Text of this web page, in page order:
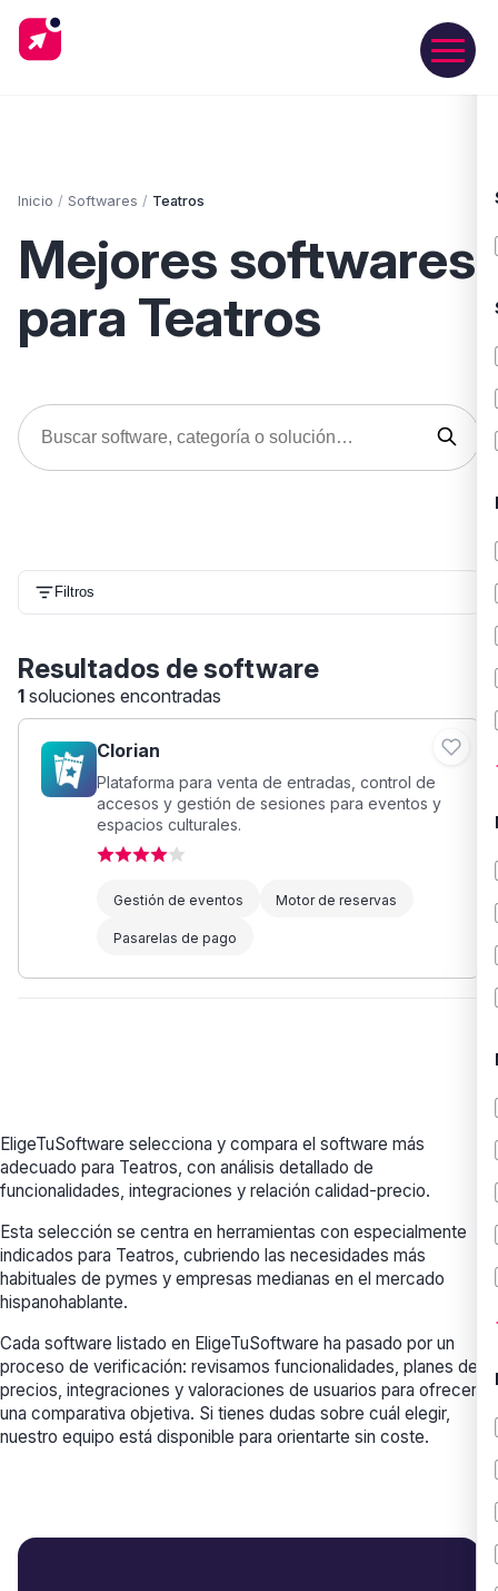
Inicio / Softwares / Teatros
Mejores softwares
para Teatros
Filtros
Resultados de software
1 soluciones encontradas
Clorian
Plataforma para venta de entradas, control de
accesos y gestión de sesiones para eventos y
espacios culturales.
Gestión de eventos Motor de reservas
Pasarelas de pago
EligeTuSoftware selecciona y compara el software más
adecuado para Teatros, con análisis detallado de
funcionalidades, integraciones y relación calidad-precio.
Esta selección se centra en herramientas con especialmente
indicados para Teatros, cubriendo las necesidades más
habituales de pymes y empresas medianas en el mercado
hispanohablante.
Cada software listado en EligeTuSoftware ha pasado por un
proceso de verificación: revisamos funcionalidades, planes de
precios, integraciones y valoraciones de usuarios para ofrecerte
una comparativa objetiva. Si tienes dudas sobre cuál elegir,
nuestro equipo está disponible para orientarte sin coste.